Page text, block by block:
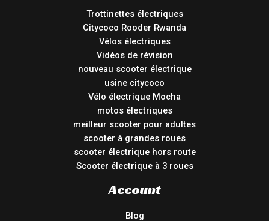
Trottinettes électriques
Citycoco Rooder Rwanda
Vélos électriques
Vidéos de révision
nouveau scooter électrique
usine citycoco
Vélo électrique Mocha
motos électriques
meilleur scooter pour adultes
scooter à grandes roues
scooter électrique hors route
Scooter électrique à 3 roues
Account
Blog